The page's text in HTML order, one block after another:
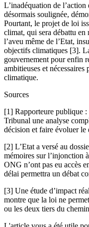
L’inadéquation de
désormais soulignée,
Pourtant, le projet de loi
climat, qui sera débattu en
l’aveu même de l’Etat,
objectifs climatiques [3].
gouvernement pour enfin
ambitieuses et
climatique.
Sources
[1] Rapporteure publique :
Tribunal une analyse
décision et faire évoluer le
[2] L’Etat a versé au
mémoires sur l’injonction
ONG n’ont pas eu accès
délai permettra un débat
[3] Une étude d’impact
montre que la loi ne
ou les deux tiers du